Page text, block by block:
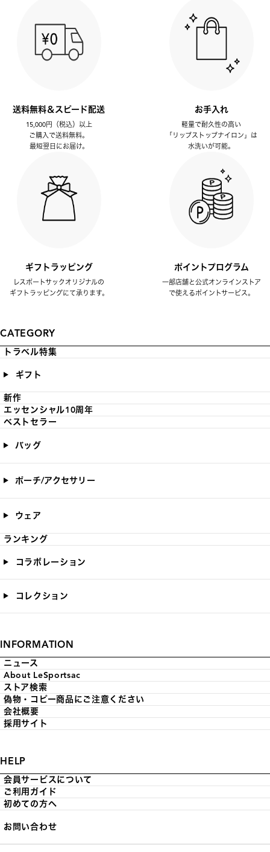
送料無料＆スピード配送
15,000円（税込）以上
ご購入で送料無料。
最短翌日にお届け。
お手入れ
軽量で耐久性の高い
「リップストップナイロン」は
水洗いが可能。
ギフトラッピング
レスポートサックオリジナルの
ギフトラッピングにて承ります。
ポイントプログラム
一部店舗と公式オンラインストア
で使えるポイントサービス。
CATEGORY
トラベル特集
ギフト
新作
エッセンシャル10周年
ベストセラー
バッグ
ポーチ/アクセサリー
ウェア
ランキング
コラボレーション
コレクション
INFORMATION
ニュース
About LeSportsac
ストア検索
偽物・コピー商品にご注意ください
会社概要
採用サイト
HELP
会員サービスについて
ご利用ガイド
初めての方へ
お問い合わせ